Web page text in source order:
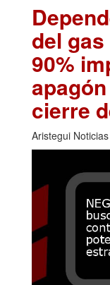
del gas
90%
cierre
Aristegui Noticias